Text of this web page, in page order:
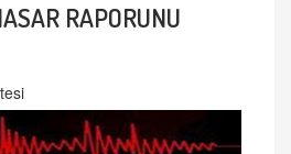
RAPORUNU